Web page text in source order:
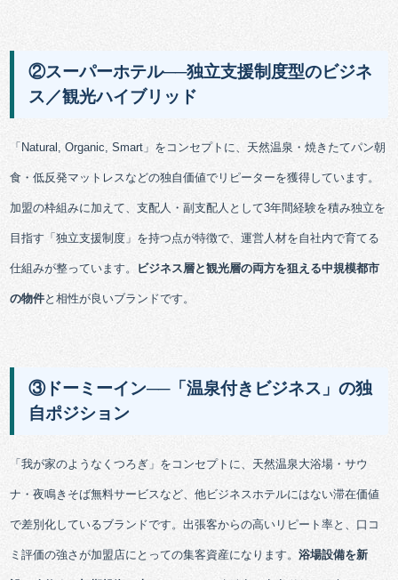
②スーパーホテル──独立支援制度型のビジネ
ス／観光ハイブリッド
「Natural, Organic, Smart」をコンセプトに、天然温泉・焼きたてパン朝
食・低反発マットレスなどの独自価値でリピーターを獲得しています。
加盟の枠組みに加えて、支配人・副支配人として3年間経験を積み独立を
目指す「独立支援制度」を持つ点が特徴で、運営人材を自社内で育てる
仕組みが整っています。 ビジネス層と観光層の両方を狙える中規模都市
の物件と相性が良いブランドです。
③ドーミーイン──「温泉付きビジネス」の独
自ポジション
「我が家のようなくつろぎ」をコンセプトに、天然温泉大浴場・サウ
ナ・夜鳴きそば無料サービスなど、他ビジネスホテルにはない滞在価値
で差別化しているブランドです。出張客からの高いリピート率と、口コ
ミ評価の強さが加盟店にとっての集客資産になります。浴場設備を新